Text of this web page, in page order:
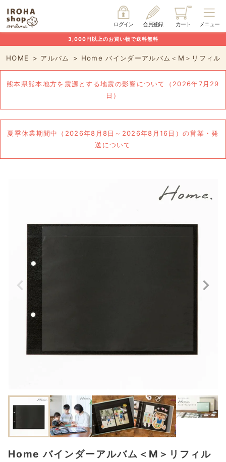
メニュー
カート
会員登録
ログイン
3,000円以上のお買い物で送料無料
HOME アルバム Home バインダーアルバム＜M＞リフィル
熊本県熊本地方を震源とする地震の影響について（2026年7月29
日）
夏季休業期間中（2026年8月8日～2026年8月16日）の営業・発
送について
Home バインダーアルバム＜M＞リフィル